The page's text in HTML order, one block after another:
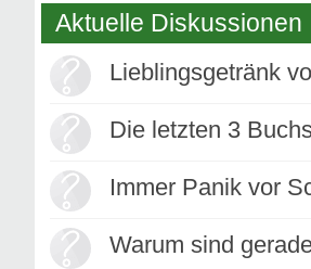
Aktuelle Diskussionen
Lieblingsgetränk
Die letzten 3
Immer Panik vor
Warum sind